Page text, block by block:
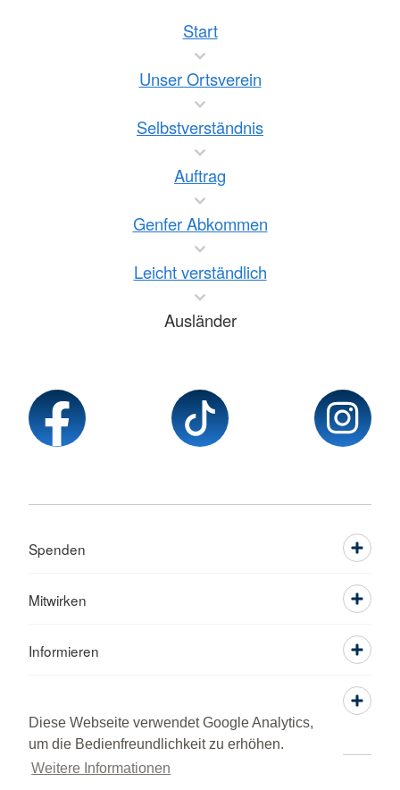
Diese Webseite verwendet Google Analytics,
um die Bedienfreundlichkeit zu erhöhen.
Weitere Informationen
Start
Unser Ortsverein
Selbstverständnis
Auftrag
Genfer Abkommen
Leicht verständlich
Ausländer
Spenden
Mitwirken
Informieren